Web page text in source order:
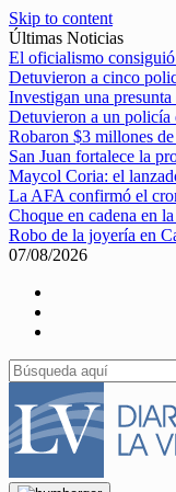
Skip to content
Últimas Noticias
El oficialismo
Detuvieron a cinco
Investigan una
Detuvieron a un policía
Robaron $3 millones
San Juan fortalece la
Maycol Coria: el
La AFA confirmó el
Choque en cadena en
Robo de la joyería en
07/08/2026